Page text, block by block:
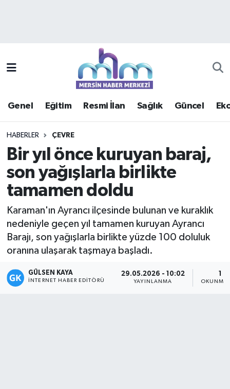
Genel Eğitim Resmi İlan Sağlık Güncel
HABERLER ÇEVRE
Bir yıl önce kuruyan baraj,
son yağışlarla birlikte
tamamen doldu
Karaman'ın Ayrancı ilçesinde bulunan ve kuraklık
nedeniyle geçen yıl tamamen kuruyan Ayrancı
Barajı, son yağışlarla birlikte yüzde 100 doluluk
oranına ulaşarak taşmaya başladı.
GÜLSEN KAYA
İNTERNET HABER EDITÖRÜ
29.05.2026 - 10:02
YAYINLANMA OKUNMA
Güncel
Haberde insan
Kültür - Sanat
Magazin
Mersin
Mersin Trafik Yoğunluk Haritası
Süper Lig Puan Durumu ve Fikstür
Haber Arşivi